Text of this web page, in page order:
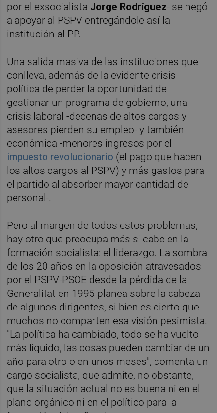
por el exsocialista Jorge Rodríguez- se negó
a apoyar al PSPV entregándole así la
institución al PP.
Una salida masiva de las instituciones que
conlleva, además de la evidente crisis
política de perder la oportunidad de
gestionar un programa de gobierno, una
crisis laboral -decenas de altos cargos y
asesores pierden su empleo- y también
económica -menores ingresos por el
impuesto revolucionario (el pago que hacen
los altos cargos al PSPV) y más gastos para
el partido al absorber mayor cantidad de
personal-.
Pero al margen de todos estos problemas,
hay otro que preocupa más si cabe en la
formación socialista: el liderazgo. La sombra
de los 20 años en la oposición atravesados
por el PSPV-PSOE desde la pérdida de la
Generalitat en 1995 planea sobre la cabeza
de algunos dirigentes, si bien es cierto que
muchos no comparten esa visión pesimista.
"La política ha cambiado, todo se ha vuelto
más líquido, las cosas pueden cambiar de un
año para otro o en unos meses", comenta un
cargo socialista, que admite, no obstante,
que la situación actual no es buena ni en el
plano orgánico ni en el político para la